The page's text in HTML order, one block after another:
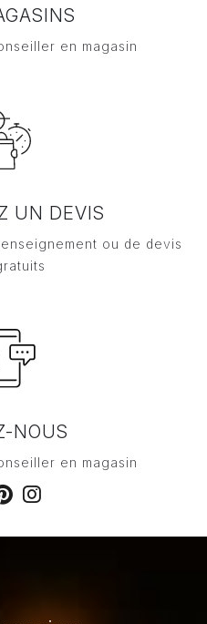
en magasin
UN DEVIS
ou de devis
NOUS
en magasin